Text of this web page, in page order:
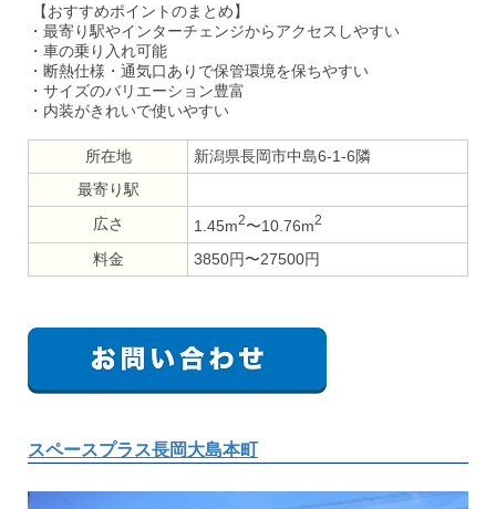
【おすすめポイントのまとめ】
・最寄り駅やインターチェンジからアクセスしやすい
・車の乗り入れ可能
・断熱仕様・通気口ありで保管環境を保ちやすい
・サイズのバリエーション豊富
・内装がきれいで使いやすい
所在地
新潟県長岡市中島6-1-6隣
最寄り駅
広さ
1.45m2〜10.76m2
料金 3850円〜27500円
スペースプラス長岡大島本町